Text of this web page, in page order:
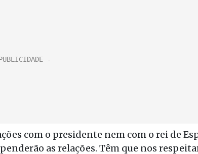
com o presidente nem com o rei de
as relações. Têm que nos